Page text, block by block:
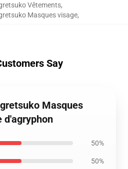
Vêtements,
Masques visage,
Say
Masques
d'agryphon
50%
50%